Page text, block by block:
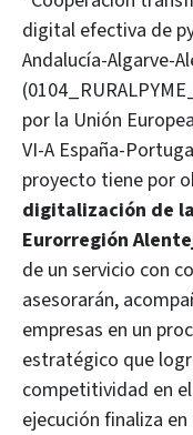
digital efectiva de
Andalucía-Algarve-
por la Unión
VI-A España-
proyecto tiene por
digitalización de
Eurorregión
de un servicio con
asesorarán,
empresas en un
estratégico que
competitividad en
ejecución finaliza